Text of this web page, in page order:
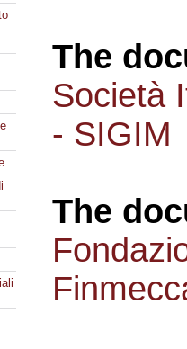
The
Società
- SIGIM
The